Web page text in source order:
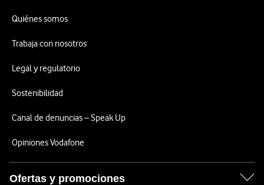
Quiénes somos
Trabaja con nosotros
Legal y regulatorio
Sostenibilidad
Canal de denuncias – Speak Up
Opiniones Vodafone
Ofertas y promociones